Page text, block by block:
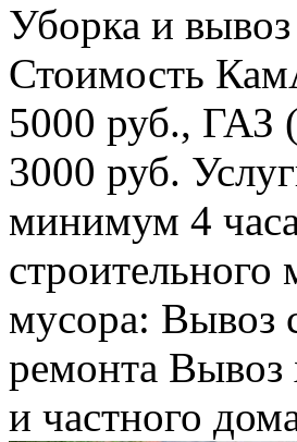
Уборка и
Стоимость
5000 руб., ГАЗ
3000 руб.
минимум 4
мусора: Вывоз
ремонта Вывоз
и частного